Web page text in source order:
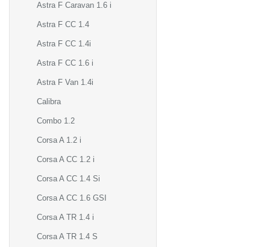
Astra F Caravan 1.6 i
Astra F CC 1.4
Astra F CC 1.4i
Astra F CC 1.6 i
Astra F Van 1.4i
Calibra
Combo 1.2
Corsa A 1.2 i
Corsa A CC 1.2 i
Corsa A CC 1.4 Si
Corsa A CC 1.6 GSI
Corsa A TR 1.4 i
Corsa A TR 1.4 S